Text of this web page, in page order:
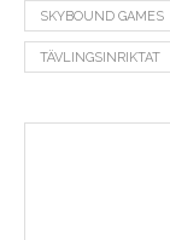
SKYBOUND GAMES
TÄVLINGSINRIKTAT